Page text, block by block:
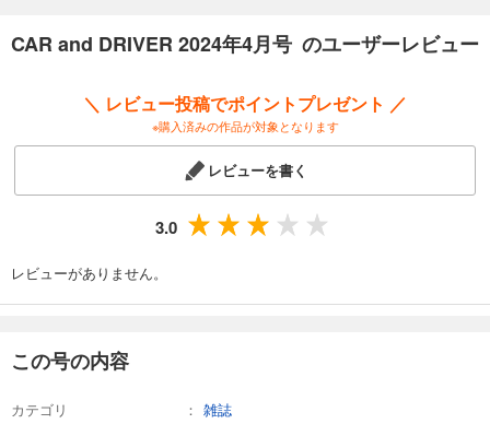
あらすじを表示する
980 円 (税込)
あらすじを表示する
CAR and DRIVER 2025年8月号
980円 (税込)
CAR and DRIVER 2025年7月号
CAR and DRIVER 2024年4月号 のユーザーレビュー
＼ レビュー投稿でポイントプレゼント ／
※購入済みの作品が対象となります
レビューを書く
3.0
レビューがありません。
この号の内容
カテゴリ
雑誌